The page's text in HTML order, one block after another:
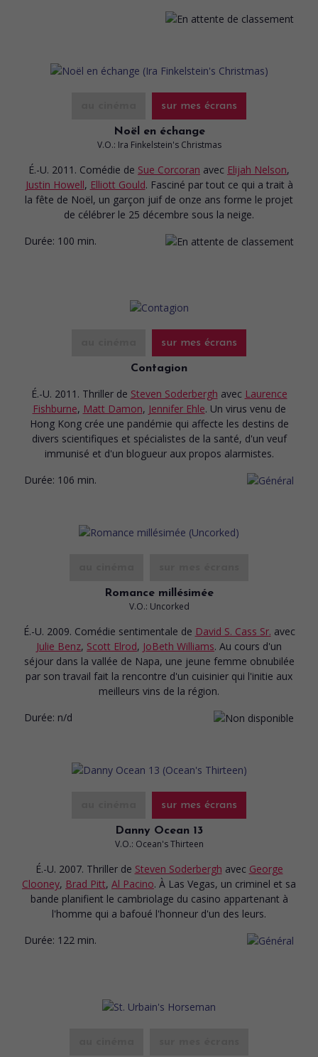
sur mes écrans
Noël en échange
V.O.: Ira Finkelstein's Christmas
É.-U. 2011. Comédie de Sue Corcoran avec Elijah Nelson,
Justin Howell, Elliott Gould. Fasciné par tout ce qui a trait à
la fête de Noël, un garçon juif de onze ans forme le projet
de célébrer le 25 décembre sous la neige.
Durée: 100 min.
sur mes écrans
Contagion
É.-U. 2011. Thriller de Steven Soderbergh avec Laurence
Fishburne, Matt Damon, Jennifer Ehle. Un virus venu de
Hong Kong crée une pandémie qui affecte les destins de
divers scientifiques et spécialistes de la santé, d'un veuf
immunisé et d'un blogueur aux propos alarmistes.
Durée: 106 min.
Romance millésimée
V.O.: Uncorked
É.-U. 2009. Comédie sentimentale de David S. Cass Sr. avec
Julie Benz, Scott Elrod, JoBeth Williams. Au cours d'un
séjour dans la vallée de Napa, une jeune femme obnubilée
par son travail fait la rencontre d'un cuisinier qui l'initie aux
meilleurs vins de la région.
Durée: n/d
sur mes écrans
Danny Ocean 13
V.O.: Ocean's Thirteen
É.-U. 2007. Thriller de Steven Soderbergh avec George
Clooney, Brad Pitt, Al Pacino. À Las Vegas, un criminel et sa
bande planifient le cambriolage du casino appartenant à
l'homme qui a bafoué l'honneur d'un des leurs.
Durée: 122 min.